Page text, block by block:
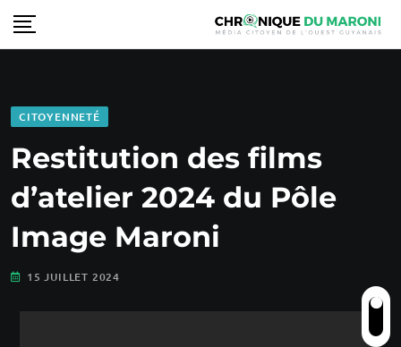
CITOYENNETÉ
Restitution des films
d’atelier 2024 du Pôle
Image Maroni
15 JUILLET 2024